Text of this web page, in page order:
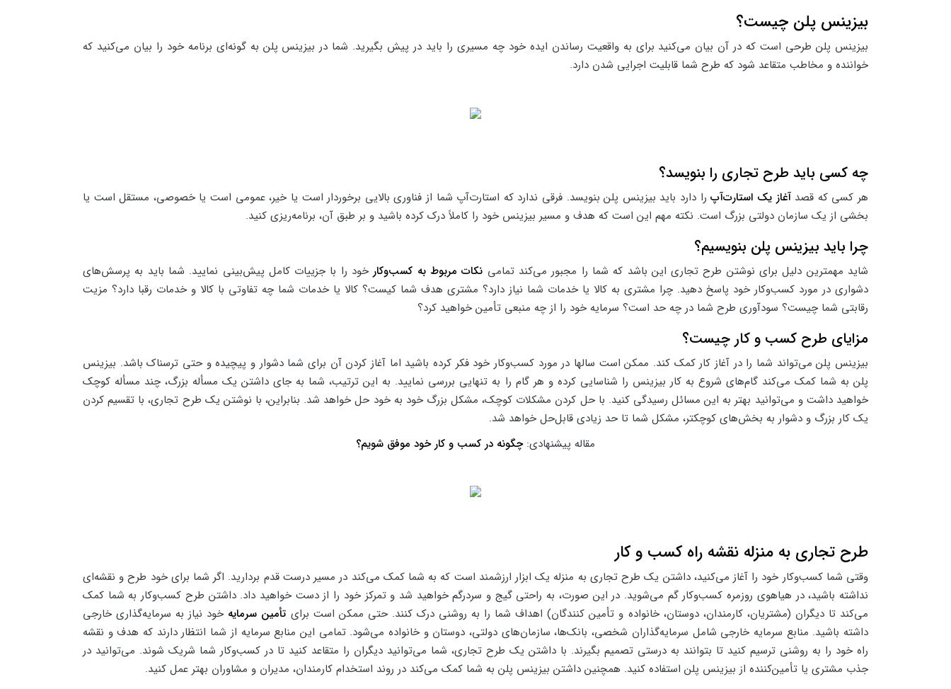
بیزینس پلن چیست؟
بیزینس پلن طرحی است که در آن بیان می‌کنید برای به واقعیت رساندن ایده خود چه مسیری را باید در پیش بگیرید. شما در بیزینس پلن به گونه‌ای برنامه خود را بیان می‌کنید که
خواننده و مخاطب متقاعد شود که طرح شما قابلیت اجرایی شدن دارد.
چه کسی باید طرح تجاری را بنویسد؟
هر کسی که قصدآغاز یک استارت‌آپ را دارد باید بیزینس پلن بنویسد. فرقی ندارد که استارت‌آپ شما از فناوری بالایی برخوردار است یا خیر، عمومی است یا خصوصی، مستقل است یا
بخشی از یک سازمان دولتی بزرگ است. نکته مهم این است که هدف و مسیر بیزینس خود را کاملاً درک کرده باشید و بر طبق آن، برنامه‌ریزی کنید.
چرا باید بیزینس پلن بنویسیم؟
شاید مهمترین دلیل برای نوشتن طرح تجاری این باشد که شما را مجبور می‌کند تمامی نکات مربوط به کسب‌وکار خود را با جزییات کامل پیش‌بینی نمایید. شما باید به پرسش‌های
دشواری در مورد کسب‌وکار خود پاسخ دهید. چرا مشتری به کالا یا خدمات شما نیاز دارد؟ مشتری هدف شما کیست؟ کالا یا خدمات شما چه تفاوتی با کالا و خدمات رقبا دارد؟ مزیت
رقابتی شما چیست؟ سودآوری طرح شما در چه حد است؟ سرمایه خود را از چه منبعی تأمین خواهید کرد؟
مزایای طرح کسب و کار چیست؟
بیزینس پلن می‌تواند شما را در آغاز کار کمک کند. ممکن است سالها در مورد کسب‌وکار خود فکر کرده باشید اما آغاز کردن آن برای شما دشوار و پیچیده و حتی ترسناک باشد. بیزینس
پلن به شما کمک می‌کند گام‌های شروع به کار بیزینس را شناسایی کرده و هر گام را به تنهایی بررسی نمایید. به این ترتیب، شما به جای داشتن یک مسأله بزرگ، چند مسأله کوچک
خواهید داشت و می‌توانید بهتر به این مسائل رسیدگی کنید. با حل کردن مشکلات کوچک، مشکل بزرگ خود به خود حل خواهد شد. بنابراین، با نوشتن یک طرح تجاری، با تقسیم کردن
یک کار بزرگ و دشوار به بخش‌های کوچکتر، مشکل شما تا حد زیادی قابل‌حل خواهد شد.
مقاله پیشنهادی:چگونه در کسب و کار خود موفق شویم؟
طرح تجاری به منزله نقشه راه کسب و کار
وقتی شما کسب‌وکار خود را آغاز می‌کنید، داشتن یک طرح تجاری به منزله یک ابزار ارزشمند است که به شما کمک می‌کند در مسیر درست قدم بردارید. اگر شما برای خود طرح و نقشه‌ای
نداشته باشید، در هیاهوی روزمره کسب‌وکار گم می‌شوید. در این صورت، به راحتی گیج و سردرگم خواهید شد و تمرکز خود را از دست خواهید داد. داشتن طرح کسب‌وکار به شما کمک
می‌کند تا دیگران (مشتریان، کارمندان، دوستان، خانواده و تأمین کنندگان) اهداف شما را به روشنی درک کنند. حتی ممکن است برای تأمین سرمایه خود نیاز به سرمایه‌گذاری خارجی
داشته باشید. منابع سرمایه خارجی شامل سرمایه‌گذاران شخصی، بانک‌ها، سازمان‌های دولتی، دوستان و خانواده می‌شود. تمامی این منابع سرمایه از شما انتظار دارند که هدف و نقشه
راه خود را به روشنی ترسیم کنید تا بتوانند به درستی تصمیم بگیرند. با داشتن یک طرح تجاری، شما می‌توانید دیگران را متقاعد کنید تا در کسب‌وکار شما شریک شوند. می‌توانید در
جذب مشتری یا تأمین‌کننده از بیزینس پلن استفاده کنید. همچنین داشتن بیزینس پلن به شما کمک می‌کند در روند استخدام کارمندان، مدیران و مشاوران بهتر عمل کنید.